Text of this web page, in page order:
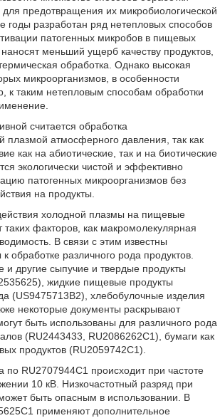
предотвращения их микробиологической
годы разработан ряд нетепловых способов
патогенных микробов в пищевых
меньший ущерб качеству продуктов,
обработка. Однако высокая
микроорганизмов, в особенности
к таким нетепловым способам обработки
считается обработка
плазмой атмосферного давления, так как
как на абиотические, так и на биотические
экологически чистой и эффективно
патогенных микроорганизмов без
на продукты.
холодной плазмы на пищевые
таких факторов, как макромолекулярная
В связи с этим известны
обработке различного рода продуктов.
и другие сыпучие и твердые продукты
жидкие пищевые продукты
(US9475713B2), хлебобулочные изделия
некоторые документы раскрывают
быть использованы для различного рода
(RU2443433, RU2086262C1), бумаги как
продуктов (RU2059742C1).
по RU2707944C1 происходит при частоте
10 кВ. Низкочастотный разряд при
быть опасным в использовании. В
применяют дополнительное